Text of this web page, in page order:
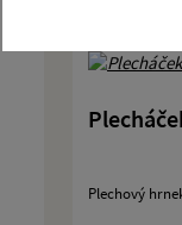
Plechový